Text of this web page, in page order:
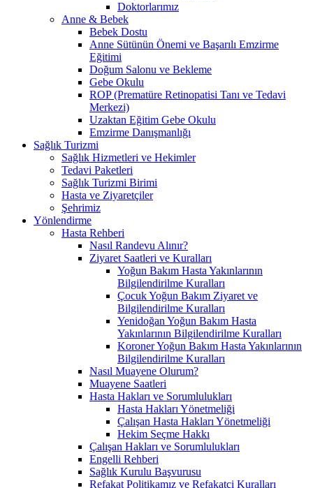
Doktorlarımız
Anne & Bebek
Bebek Dostu
Anne Sütünün Önemi ve Başarılı Emzirme
Eğitimi
Doğum Salonu ve Bekleme
Gebe Okulu
ROP (Prematüre Retinopatisi Tanı ve Tedavi
Merkezi)
Uzaktan Eğitim Gebe Okulu
Emzirme Danışmanlığı
Sağlık Turizmi
Sağlık Hizmetleri ve Hekimler
Tedavi Paketleri
Sağlık Turizmi Birimi
Hasta ve Ziyaretçiler
Şehrimiz
Yönlendirme
Hasta Rehberi
Nasıl Randevu Alınır?
Ziyaret Saatleri ve Kuralları
Yoğun Bakım Hasta Yakınlarının
Bilgilendirilme Kuralları
Çocuk Yoğun Bakım Ziyaret ve
Bilgilendirilme Kuralları
Yenidoğan Yoğun Bakım Hasta
Yakınlarının Bilgilendirilme Kuralları
Koroner Yoğun Bakım Hasta Yakınlarının
Bilgilendirilme Kuralları
Nasıl Muayene Olurum?
Muayene Saatleri
Hasta Hakları ve Sorumlulukları
Hasta Hakları Yönetmeliği
Çalışan Hasta Hakları Yönetmeliği
Hekim Seçme Hakkı
Çalışan Hakları ve Sorumlulukları
Engelli Rehberi
Sağlık Kurulu Başvurusu
Refakat Politikamız ve Refakatçi Kuralları